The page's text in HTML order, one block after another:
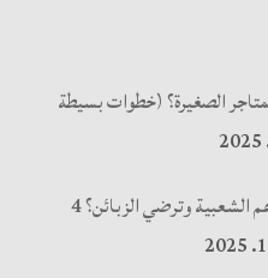
الصغيرة؟ (خطوات بسيطة
كيف تحسن إدارة طوابير المطاعم الشعبية وترضي الزبائن؟ 4